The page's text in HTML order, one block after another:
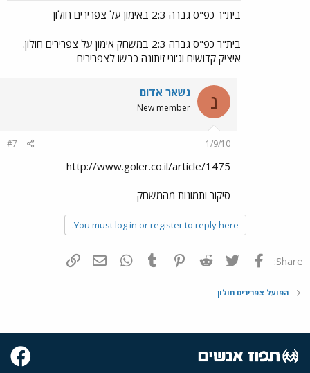
בית"ר כפ"ס גברה 2:3 באימון על צפרירים חולון
בית"ר כפ"ס גברה 2:3 במשחק אימון על צפרירים חולון.
איציק קדושים וג'וני זיתונה כבשו לצפרירים
נ נשאר אדום
New member
1/9/10
#7
http://www.goler.co.il/article/1475
סיקור ותמונות מהמשחק
You must log in or register to reply here.
Share: פייסבוק Twitter
Reddit
Pinterest
Tumblr
WhatsAppדואר אלקטרוני
הפועל צפרירים חולון